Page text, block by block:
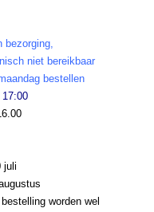
bezorging,
niet bereikbaar
bestellen
juli
worden wel